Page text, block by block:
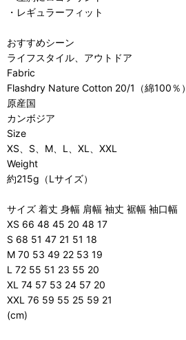
・レギュラーフィット
おすすめシーン
ライフスタイル、アウトドア
Fabric
Flashdry Nature Cotton 20/1（綿100％）
原産国
カンボジア
Size
XS、S、M、L、XL、XXL
Weight
約215g（Lサイズ）
サイズ 着丈 身幅 肩幅 袖丈 裾幅 袖口幅
XS 66 48 45 20 48 17
S 68 51 47 21 51 18
M 70 53 49 22 53 19
L 72 55 51 23 55 20
XL 74 57 53 24 57 20
XXL 76 59 55 25 59 21
(cm)